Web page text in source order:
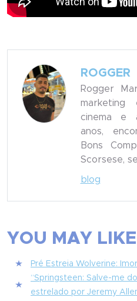
ROGGER
Rogger
cinema e
anos,
Bons
Scorsese,
blog
YOU MAY
Pré Estreia Wolverine:
“Springsteen: Salve-me
estrelado por Jeremy